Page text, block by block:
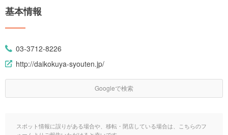
基本情報
03-3712-8226
http://daikokuya-syouten.jp/
Googleで検索
スポット情報に誤りがある場合や、移転・閉店している場合は、こちらのフ